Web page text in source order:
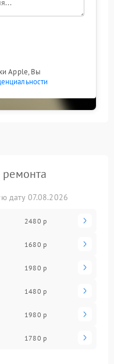
Apple, Вы
дату 07.08.2026
2480 р
1680 р
1980 р
1480 р
1980 р
1780 р